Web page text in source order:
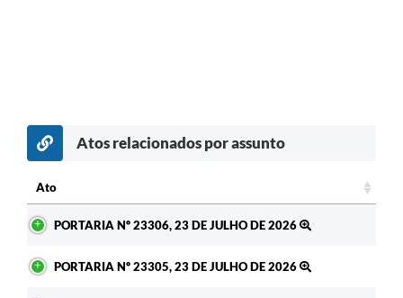
Atos relacionados por assunto
Ato
PORTARIA Nº 23306, 23 DE JULHO DE 2026
PORTARIA Nº 23305, 23 DE JULHO DE 2026